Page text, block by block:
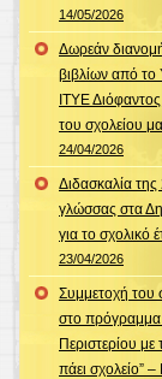
14/05/2026
Δωρεάν
βιβλίων από
ΙΤΥΕ
του σχολείου
24/04/2026
Διδασκαλία της
γλώσσας στα
για το σχολικό
23/04/2026
Συμμετοχή του
στο
Περιστερίου με
πάει σχολείο” –